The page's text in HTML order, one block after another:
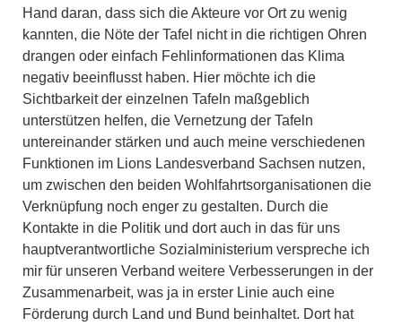
Hand daran, dass sich die Akteure vor Ort zu wenig
kannten, die Nöte der Tafel nicht in die richtigen Ohren
drangen oder einfach Fehlinformationen das Klima
negativ beeinflusst haben. Hier möchte ich die
Sichtbarkeit der einzelnen Tafeln maßgeblich
unterstützen helfen, die Vernetzung der Tafeln
untereinander stärken und auch meine verschiedenen
Funktionen im Lions Landesverband Sachsen nutzen,
um zwischen den beiden Wohlfahrtsorganisationen die
Verknüpfung noch enger zu gestalten. Durch die
Kontakte in die Politik und dort auch in das für uns
hauptverantwortliche Sozialministerium verspreche ich
mir für unseren Verband weitere Verbesserungen in der
Zusammenarbeit, was ja in erster Linie auch eine
Förderung durch Land und Bund beinhaltet. Dort hat